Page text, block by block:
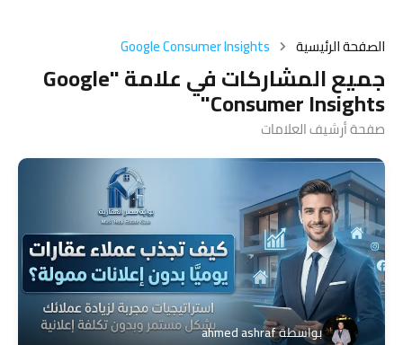
الصفحة الرئيسية Google Consumer Insights
جميع المشاركات في علامة "Google
Consumer Insights"
صفحة أرشيف العلامات
بواسطةahmed ashraf